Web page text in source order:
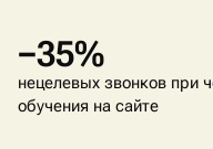
−35%
нецелевых звонков при
обучения на сайте